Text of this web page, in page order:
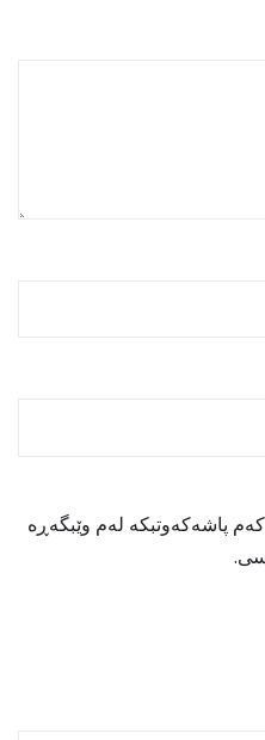
پاشەکەوتبکە لەم وێبگەڕە